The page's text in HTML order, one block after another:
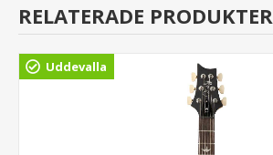
RELATERADE PRODUKTER
Uddevalla